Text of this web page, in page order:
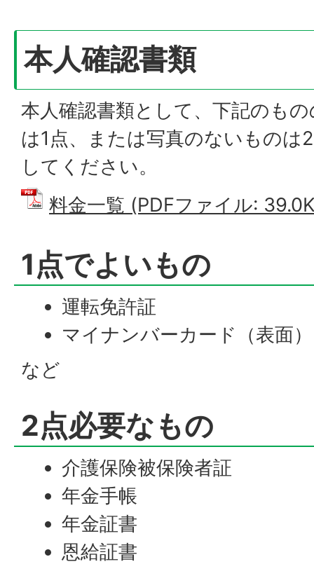
本人確認書類
本人確認書類として、下記のも
は1点、または写真のないものは
してください。
料金一覧 (PDFファイル:
1点でよいもの
運転免許証
マイナンバーカード（表面）
など
2点必要なもの
介護保険被保険者証
年金手帳
年金証書
恩給証書